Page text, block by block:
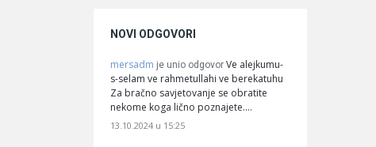
NOVI ODGOVORI
mersadm je unio odgovor Ve alejkumu-
s-selam ve rahmetullahi ve berekatuhu
Za bračno savjetovanje se obratite
nekome koga lično poznajete.…
13.10.2024 u 15:25